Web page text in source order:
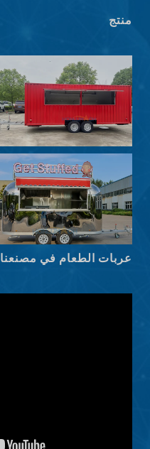
منتج
عربات الطعام في مصنعنا
Slovenščina
Latviešu valoda
Dansk
Hrvatski
Српски језик
Norsk nynorsk
Maori
Eesti
Български